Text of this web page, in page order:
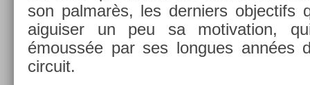
son pal­marès, les de­rni­ers ob­jec­tifs
aiguis­er un peu sa motiva­tion,
émoussée par ses lon­gues années
cir­cuit.